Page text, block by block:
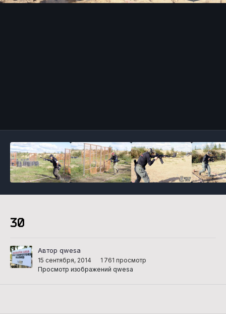
30
Автор qwesa
15 сентября, 2014
1 761 просмотр
Просмотр изображений qwesa